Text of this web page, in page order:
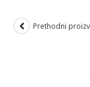
Prethodni